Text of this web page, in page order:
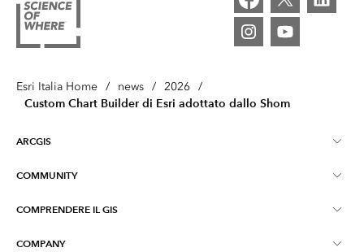
Esri Italia Home / news / 2026 /
Custom Chart Builder di Esri adottato dallo Shom
ARCGIS
Informazioni su ArcGIS
ArcGIS Pro
COMMUNITY
Esri Community (GeoNet)
COMPRENDERE IL GIS
Cosa è il GIS?
COMPANY